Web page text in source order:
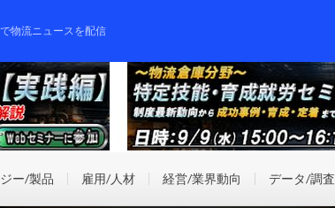
物流ニュースを配信
ー/製品 雇用/人材 経営/業界動向 データ/調査